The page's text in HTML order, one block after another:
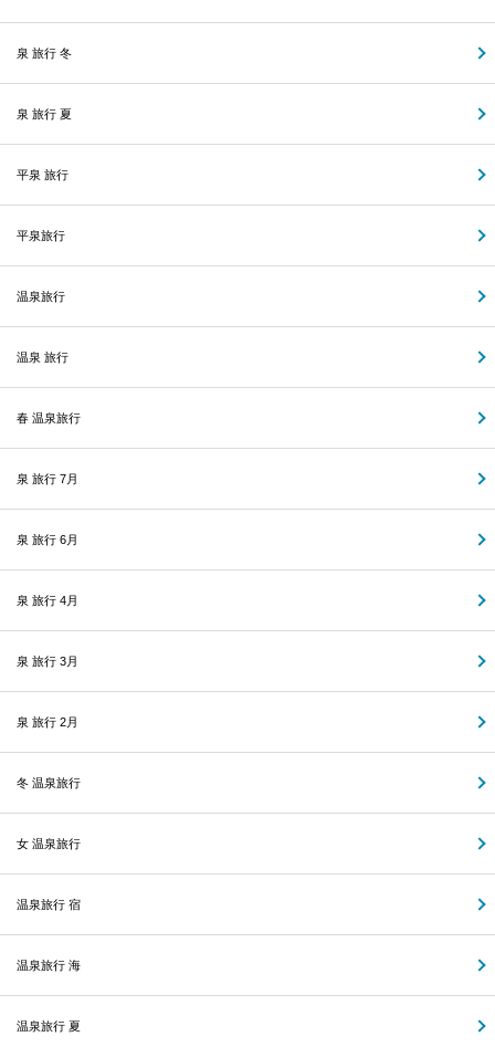
泉 旅行 冬
泉 旅行 夏
平泉 旅行
平泉旅行
温泉旅行
温泉 旅行
春 温泉旅行
泉 旅行 7月
泉 旅行 6月
泉 旅行 4月
泉 旅行 3月
泉 旅行 2月
冬 温泉旅行
女 温泉旅行
温泉旅行 宿
温泉旅行 海
温泉旅行 夏